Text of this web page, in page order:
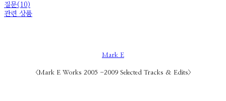
질문(10)
관련 상품
Mark E
<Mark E Works 2005 -2009 Selected Tracks & Edits>